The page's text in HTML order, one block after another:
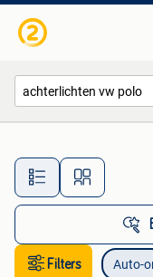
Filters Auto-